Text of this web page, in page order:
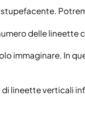
delle lineette
immaginare. In
lineette verticali